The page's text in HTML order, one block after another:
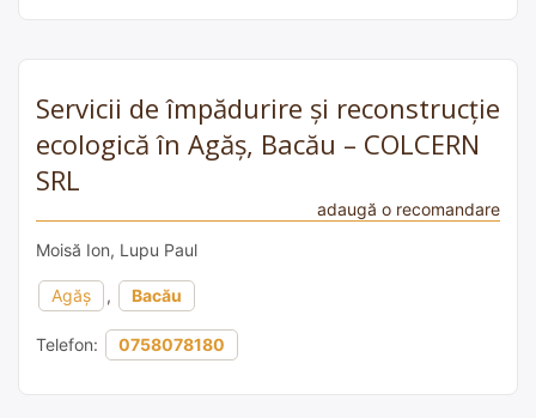
Servicii de împădurire și reconstrucție
ecologică în Agăș, Bacău – COLCERN
SRL
adaugă o recomandare
Moisă Ion, Lupu Paul
Agăș , Bacău
Telefon: 0758078180